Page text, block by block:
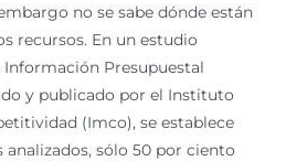
no se sabe dónde están
recursos. En un estudio
Información Presupuestal
y publicado por el Instituto
(Imco), se establece
sólo 50 por ciento